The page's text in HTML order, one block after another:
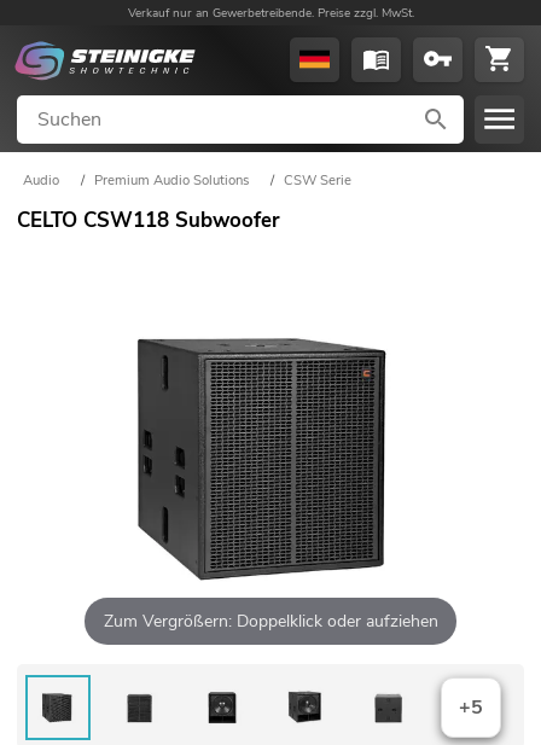
Verkauf nur an Gewerbetreibende. Preise zzgl. MwSt.
Audio / Premium Audio Solutions / CSW Serie
CELTO CSW118 Subwoofer
Zum Vergrößern: Doppelklick oder aufziehen
+5